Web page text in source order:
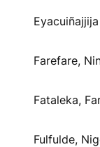
Farefare,
Fataleka,
Fulfulde,